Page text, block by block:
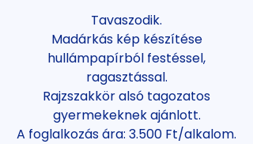
Tavaszodik.
Madárkás kép készítése
hullámpapírból festéssel,
ragasztással.
Rajzszakkör alsó tagozatos
gyermekeknek ajánlott.
A foglalkozás ára: 3.500 Ft/alkalom.